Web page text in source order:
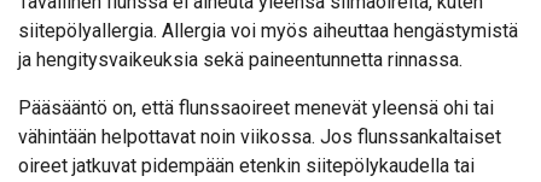
siitepölyallergia. Allergia voi myös aiheuttaa hengästymistä
ja hengitysvaikeuksia sekä paineentunnetta rinnassa.
Pääsääntö on, että flunssaoireet menevät yleensä ohi tai
vähintään helpottavat noin viikossa. Jos flunssankaltaiset
oireet jatkuvat pidempään etenkin siitepölykaudella tai